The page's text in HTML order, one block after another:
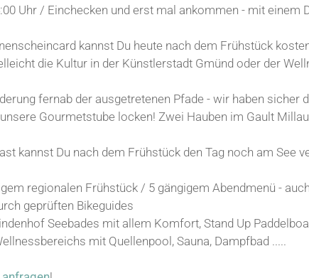
Uhr / Einchecken und erst mal ankommen - mit
kannst Du heute nach dem Frühstück
die Kultur in der Künstlerstadt Gmünd oder der
fernab der ausgetretenen Pfade - wir haben
Gourmetstube locken! Zwei Hauben im Gault
kannst Du nach dem Frühstück den Tag noch am
regionalen Frühstück / 5 gängigem Abendmenü -
geprüften Bikeguides
Seebades mit allem Komfort, Stand Up
mit Quellenpool, Sauna, Dampfbad .....